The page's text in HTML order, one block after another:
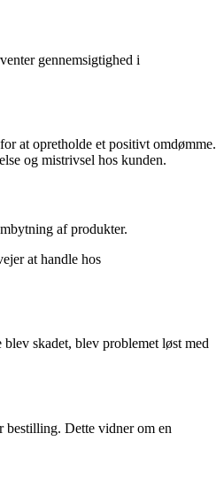
gennemsigtighed i
at opretholde et positivt omdømme.
og mistrivsel hos kunden.
af produkter.
at handle hos
skadet, blev problemet løst med
bestilling. Dette vidner om en